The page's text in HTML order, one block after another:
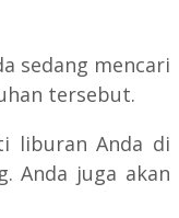
sedang mencari
tersebut.
liburan Anda di
Anda juga akan